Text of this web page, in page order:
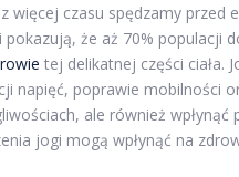
więcej czasu spędzamy
że aż 70% populacji
tej delikatnej części ciała.
napięć, poprawie mobilności
ale również
jogi mogą wpłynąć na